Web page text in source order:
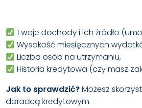
Twoje dochody i ich źródło
Wysokość miesięcznych
Liczba osób na utrzymaniu,
Historia kredytowa (czy masz
Jak to sprawdzić?Możesz
doradcą kredytowym.